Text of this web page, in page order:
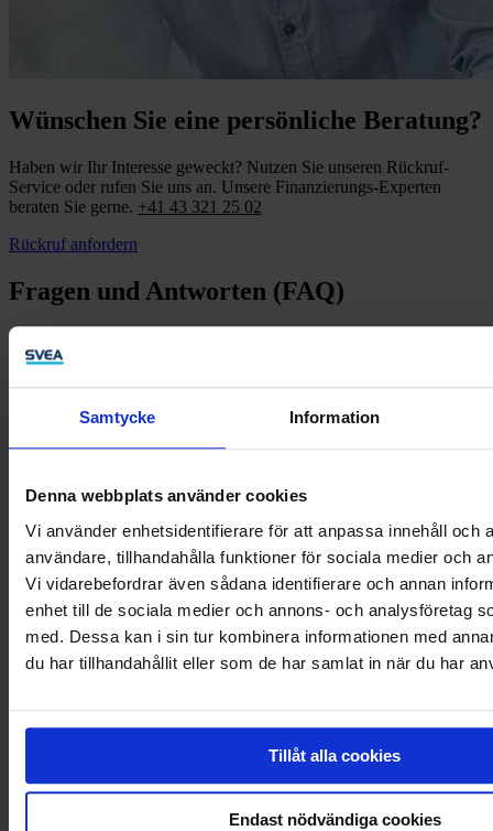
Samtycke Information
Denna webbplats använder cookies
Vi använder enhetsidentifierare för att anpassa innehåll och
användare, tillhandahålla funktioner för sociala medier och
Vi vidarebefordrar även sådana identifierare och annan
enhet till de sociala medier och annons- och analysföretag
med. Dessa kan i sin tur kombinera informationen med
du har tillhandahållit eller som de har samlat in när du har
Tillåt alla cookies
Endast nödvändiga cookies
Wünschen Sie eine persönliche Beratung?
Haben wir Ihr Interesse geweckt? Nutzen Sie unseren Rückruf-
Service oder rufen Sie uns an. Unsere Finanzierungs-Experten
beraten Sie gerne. +41 43 321 25 02
Rückruf anfordern
Fragen und Antworten (FAQ)
Was bedeutet Full-Service Factoring?
Welche Unterlagen benötigen wir von Ihrer Firma zur Prüfung
Wie lange dauert der Genehmigungsprozess?
Wird das Mahnungswesen von der Svea durchgeführt?
DAS KÖNNTE SIE AUCH INTERESSIEREN
Entdecken Sie unsere weiteren
Factoringvarianten.
Entdecken Sie unsere weiteren
Factoringvarianten
Selektives Factoring